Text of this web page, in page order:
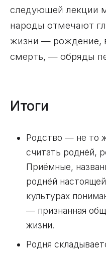
следующей лекции
народы отмечают
жизни — рождение,
смерть, — обряды
Итоги
Родство — не то
считать роднёй,
Приёмные,
роднёй
культурах
— признанная
жизни.
Родня